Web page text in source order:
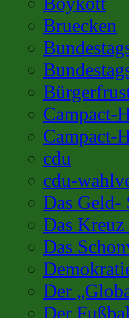
Bruecken
Campact-
Campact-
cdu
cdu-
Das Geld-
Das
Das
Der
Der